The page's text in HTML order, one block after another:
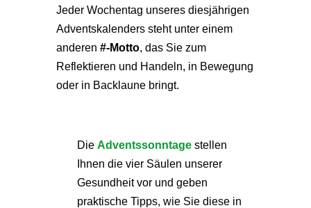
Jeder Wochentag unseres diesjährigen
Adventskalenders steht unter einem
anderen #-Motto, das Sie zum
Reflektieren und Handeln, in Bewegung
oder in Backlaune bringt.
Die Adventssonntagestellen
Ihnen die vier Säulen unserer
Gesundheit vor und geben
praktische Tipps, wie Sie diese in